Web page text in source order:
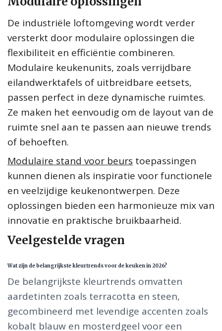
De industriële loftomgeving wordt verder
versterkt door modulaire oplossingen die
flexibiliteit en efficiëntie combineren.
Modulaire keukenunits, zoals verrijdbare
eilandwerktafels of uitbreidbare eetsets,
passen perfect in deze dynamische ruimtes.
Ze maken het eenvoudig om de layout van de
ruimte snel aan te passen aan nieuwe trends
of behoeften.
Modulaire stand voor beurs toepassingen
kunnen dienen als inspiratie voor functionele
en veelzijdige keukenontwerpen. Deze
oplossingen bieden een harmonieuze mix van
innovatie en praktische bruikbaarheid.
Veelgestelde vragen
Wat zijn de belangrijkste kleurtrends voor de keuken in 2026?
De belangrijkste kleurtrends omvatten
aardetinten zoals terracotta en steen,
gecombineerd met levendige accenten zoals
kobalt blauw en mosterdgeel voor een